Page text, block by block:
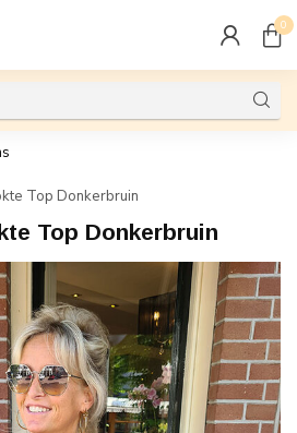
0
Top Donkerbruin
Top Donkerbruin